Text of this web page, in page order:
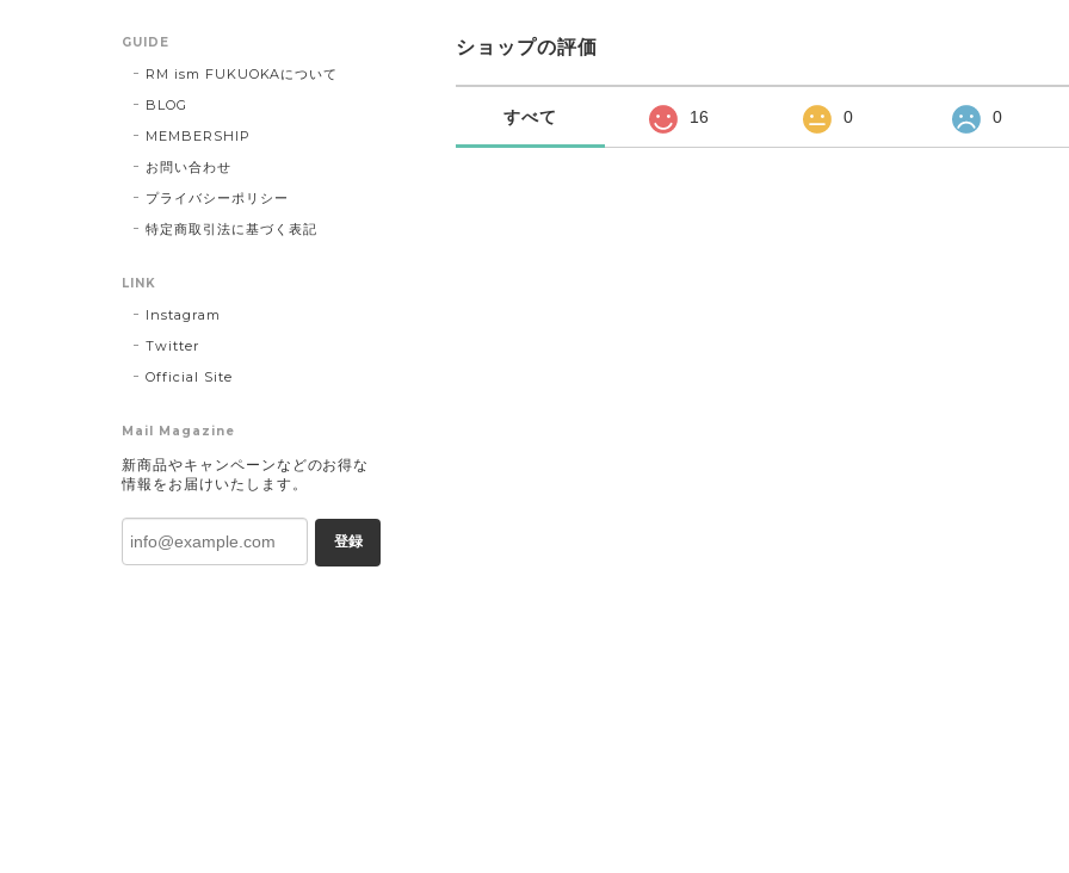
ショップの評価
すべて 16 0 0
GUIDE
RM ism FUKUOKAについて
BLOG
MEMBERSHIP
お問い合わせ
プライバシーポリシー
特定商取引法に基づく表記
LINK
Instagram
Twitter
Official Site
Mail Magazine
新商品やキャンペーンなどのお得な
情報をお届けいたします。
登録